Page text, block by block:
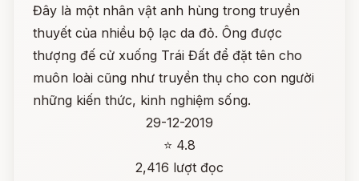
Đây là một nhân vật anh hùng trong truyền
thuyết của nhiều bộ lạc da đỏ. Ông được
thượng đế cử xuống Trái Đất để đặt tên cho
muôn loài cũng như truyền thụ cho con người
những kiến thức, kinh nghiệm sống.
29-12-2019
⭐ 4.8
2,416 lượt đọc